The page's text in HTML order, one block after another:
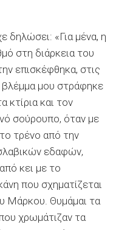
δηλώσει: «Για μένα, η
στη διάρκεια του
επισκέφθηκα, στις
βλέμμα μου στράφηκε
και τον
σούρουπο, όταν με
τρένο από την
εδαφών,
κει με το
που σχηματίζεται
Μάρκου. Θυμάμαι τα
χρωμάτιζαν τα